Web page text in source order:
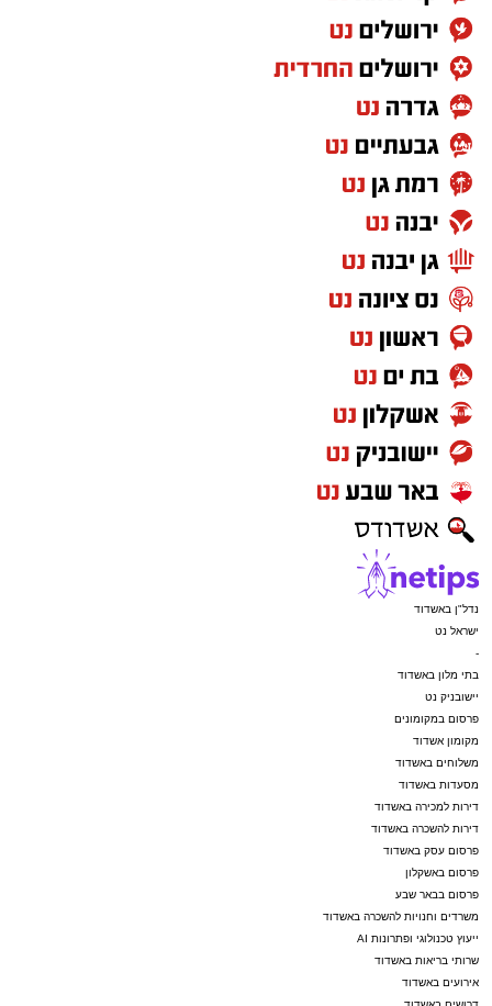
נדל"ן באשדוד
ישראל נט
-
בתי מלון באשדוד
יישובניק נט
פרסום במקומונים
מקומון אשדוד
משלוחים באשדוד
מסעדות באשדוד
דירות למכירה באשדוד
דירות להשכרה באשדוד
פרסום עסק באשדוד
פרסום באשקלון
פרסום בבאר שבע
משרדים וחנויות להשכרה באשדוד
ייעוץ טכנולוגי ופתרונות AI
שרותי בריאות באשדוד
אירועים באשדוד